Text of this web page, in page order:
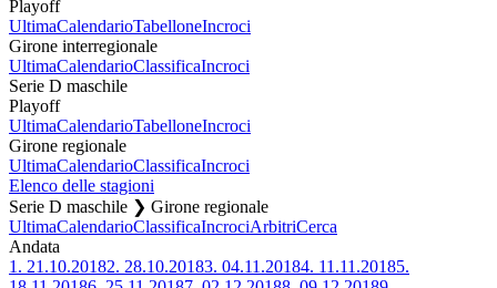
Playoff
UltimaCalendarioTabelloneIncroci
Girone interregionale
UltimaCalendarioClassificaIncroci
Serie D maschile
Playoff
UltimaCalendarioTabelloneIncroci
Girone regionale
UltimaCalendarioClassificaIncroci
Elenco delle stagioni
Serie D maschile ❯ Girone regionale
UltimaCalendarioClassificaIncrociArbitriCerca
Andata
1. 21.10.20182. 28.10.20183. 04.11.20184. 11.11.20185.